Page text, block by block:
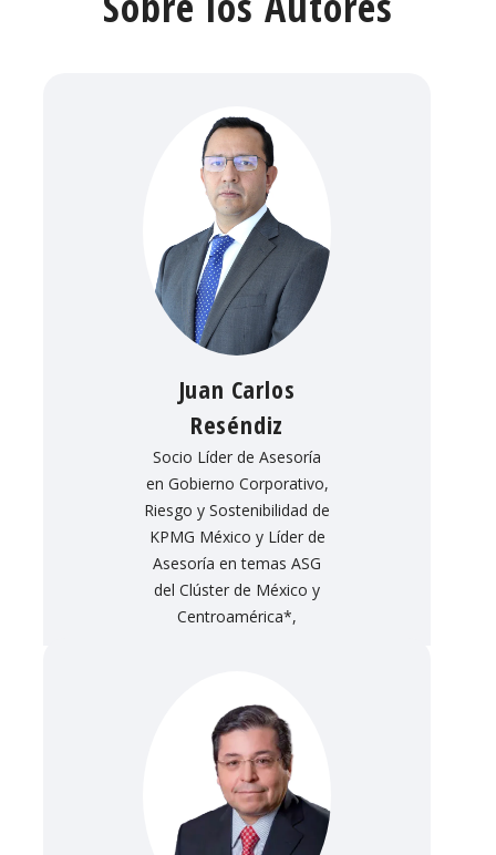
Juan Carlos
Reséndiz
Socio Líder de Asesoría
en Gobierno Corporativo,
Riesgo y Sostenibilidad de
KPMG México y Líder de
Asesoría en temas ASG
del Clúster de México y
Centroamérica*,